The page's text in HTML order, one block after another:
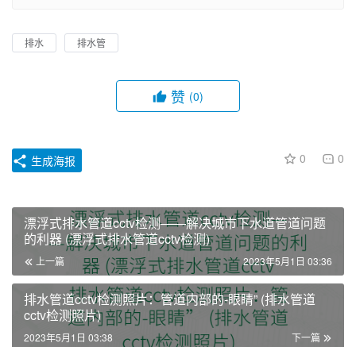
排水 排水管
赞 (0)
0 0
生成海报
漂浮式排水管道cctv检测——解决城市下水道管道问题
的利器 (漂浮式排水管道cctv检测)
上一篇 2023年5月1日 03:36
排水管道cctv检测照片：管道内部的-眼睛” (排水管道
cctv检测照片)
下一篇
2023年5月1日 03:38